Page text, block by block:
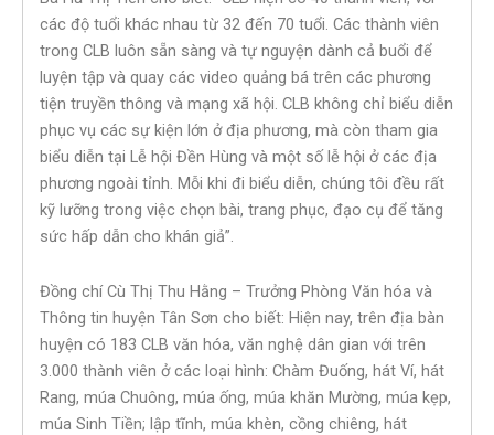
các độ tuổi khác nhau từ 32 đến 70 tuổi. Các thành viên
trong CLB luôn sẵn sàng và tự nguyện dành cả buổi để
luyện tập và quay các video quảng bá trên các phương
tiện truyền thông và mạng xã hội. CLB không chỉ biểu diễn
phục vụ các sự kiện lớn ở địa phương, mà còn tham gia
biểu diễn tại Lễ hội Đền Hùng và một số lễ hội ở các địa
phương ngoài tỉnh. Mỗi khi đi biểu diễn, chúng tôi đều rất
kỹ lưỡng trong việc chọn bài, trang phục, đạo cụ để tăng
sức hấp dẫn cho khán giả”.
Đồng chí Cù Thị Thu Hằng – Trưởng Phòng Văn hóa và
Thông tin huyện Tân Sơn cho biết: Hiện nay, trên địa bàn
huyện có 183 CLB văn hóa, văn nghệ dân gian với trên
3.000 thành viên ở các loại hình: Chàm Đuống, hát Ví, hát
Rang, múa Chuông, múa ống, múa khăn Mường, múa kẹp,
múa Sinh Tiền; lập tĩnh, múa khèn, cồng chiêng, hát